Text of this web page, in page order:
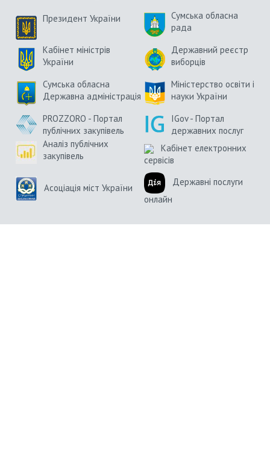
Президент України
Сумська обласна
рада
Кабінет міністрів
України
Державний реєстр
виборців
Сумська обласна
Державна адміністрація
Міністерство освіти і
науки України
PROZZORO - Портал
публічних закупівель
IGov - Портал
державних послуг
Аналіз публічних
закупівель
Кабінет електронних
сервісів
Асоціація міст України
Державні послуги
онлайн